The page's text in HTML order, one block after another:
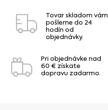
Tovar skladom vám
pošleme do 24
hodín od
objednávky.
Pri objednávke nad
60 € získate
dopravu zadarmo.